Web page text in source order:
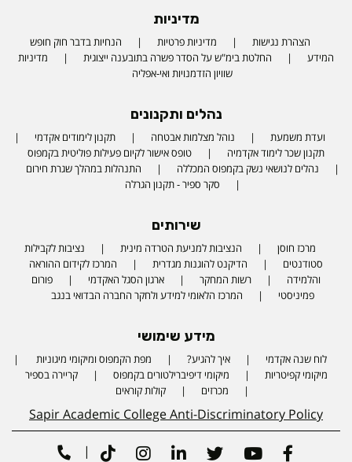
מדיניות
הצהרת נגישות מדיניות פרטיות
הנחיות בדבר חוק חופש
המידע
החלטת בימ"ש על הסדר פשרה בתובענה ייצוגית
מדיניות
שוויון הזדמנויות ואי-אפליה
נהלים ותקנונים
ועדת משמעת נוהל מצלמות אבטחה
תקנון לימודים אקדמי
תקנון שכר לימוד אקדמיה
טופס אישור לקיום פעילות פוליטית בקמפוס
נהלים לנושאי נשק בקמפוס המכללה
התנהלות במהלך שגרת חירום
סקר ספיר - תקנון הגרלה
שירותים
מרכז חוסן הנציבות למניעת הטרדה מינית
נציבות לקבילות
סטודנטים
הדיקנט להוגנות מגדרית
המרכז לקידום ההוראה
והלמידה
רשות המחקר ארגון הסגל האקדמי
פורום
פמיניסטי
המרכז הלאומי למידע ולחקר החברה הבדואי בנגב
מידע שימושי
לוח שנה אקדמי איך להגיע?
מפת הקמפוס ומיקומי מיגוניות
מיקומי קפיטריות
מיקומי דיפיברילטורים בקמפוס
קריירה בספיר
מכרזים
קולות קוראים
Sapir Academic College Anti-Discriminatory Policy
Facebook
Youtube
Twitter
Linkedin
Instagram
Tiktok
|
Phone number